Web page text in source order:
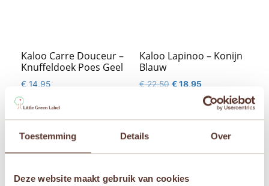
Toestemming Details Over
Deze website maakt gebruik van cookies
Kaloo Carre Douceur –
Knuffeldoek Poes Geel
€ 14,95

Kaloo Lapinoo – Konijn
Blauw
€22,50 Oorspronkelijke
€ 22,50.
€18,95Huidige
prijs
is:
€ 18,95.